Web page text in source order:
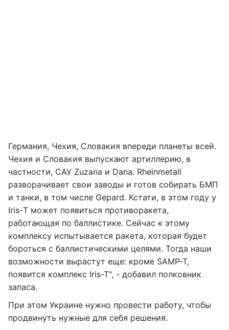
Германия, Чехия, Словакия впереди планеты всей.
Чехия и Словакия выпускают артиллерию, в
частности, САУ Zuzana и Dana. Rheinmetall
разворачивает свои заводы и готов собирать БМП
и танки, в том числе Gepard. Кстати, в этом году у
Iris-Т может появиться противоракета,
работающая по баллистике. Сейчас к этому
комплексу испытывается ракета, которая будет
бороться с баллистическими целями. Тогда наши
возможности вырастут еще: кроме SAMP-T,
появится комплекс Iris-T", - добавил полковник
запаса.
При этом Украине нужно провести работу, чтобы
продвинуть нужные для себя решения.